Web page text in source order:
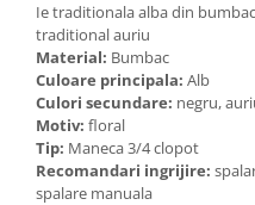
Ie traditionala alba din
traditional auriu
Material: Bumbac
Culoare principala: Alb
Culori secundare: negru,
Motiv: floral
Tip: Maneca 3/4 clopot
Recomandari ingrijire:
spalare manuala